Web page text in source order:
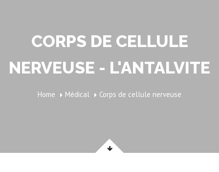
CORPS DE CELLULE
NERVEUSE - L'ANTALVITE
Home Médical Corps de cellule nerveuse